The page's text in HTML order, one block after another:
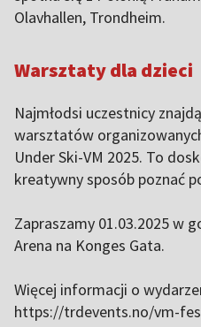
Olavhallen, Trondheim.
Warsztaty dla dzieci
Najmłodsi uczestnicy
warsztatów
Under Ski-VM 2025. To
kreatywny sposób poznać
Zapraszamy 01.03.2025 w
Arena na Konges Gata.
Więcej informacji o
https://trdevents.no/vm-